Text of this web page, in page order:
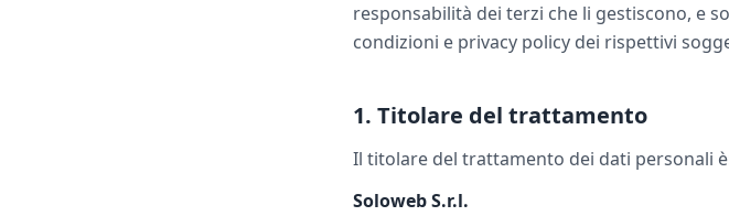
responsabilità dei terzi che li gestiscono, e
condizioni e privacy policy dei rispettivi
1. Titolare del trattamento
Il titolare del trattamento dei dati personali
Soloweb S.r.l.